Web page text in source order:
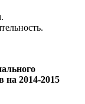
на 2014-2015